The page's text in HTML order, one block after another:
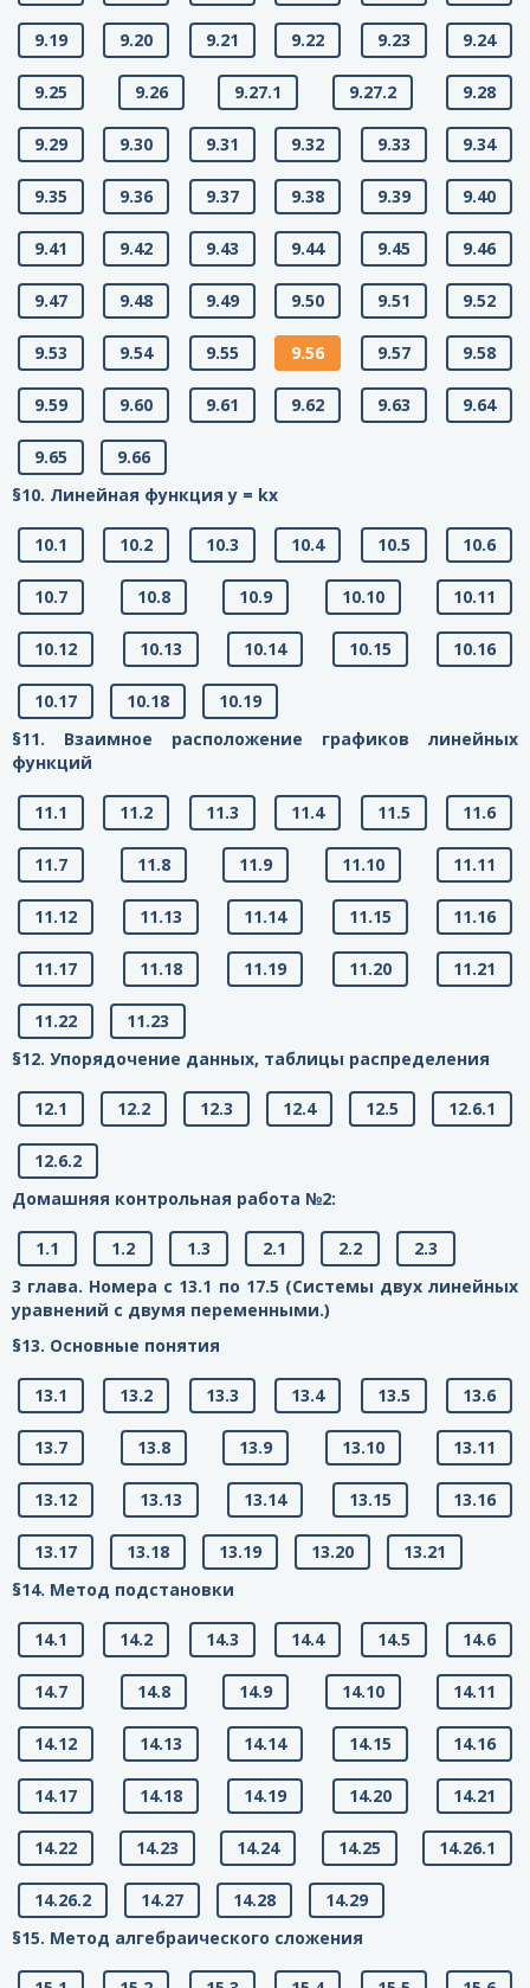
9.19 9.20 9.21 9.22 9.23 9.24
9.25 9.26 9.27.1 9.27.2 9.28
9.29 9.30 9.31 9.32 9.33 9.34
9.35 9.36 9.37 9.38 9.39 9.40
9.41 9.42 9.43 9.44 9.45 9.46
9.47 9.48 9.49 9.50 9.51 9.52
9.53 9.54 9.55 9.56 9.57 9.58
9.59 9.60 9.61 9.62 9.63 9.64
9.65
9.66
§10. Линейная функция у = kx
10.1 10.2 10.3 10.4 10.5 10.6
10.7 10.8 10.9 10.10 10.11
10.12 10.13 10.14 10.15 10.16
10.17 10.18
10.19
§11. Взаимное расположение графиков линейных
функций
11.1 11.2 11.3 11.4 11.5 11.6
11.7 11.8 11.9 11.10 11.11
11.12 11.13 11.14 11.15 11.16
11.17 11.18 11.19 11.20 11.21
11.22
11.23
§12. Упорядочение данных, таблицы распределения
12.1 12.2 12.3 12.4 12.5 12.6.1
12.6.2
Домашняя контрольная работа №2:
1.1 1.2 1.3 2.1 2.2
2.3
3 глава. Номера с 13.1 по 17.5 (Системы двух линейных
уравнений с двумя переменными.)
§13. Основные понятия
13.1 13.2 13.3 13.4 13.5 13.6
13.7 13.8 13.9 13.10 13.11
13.12 13.13 13.14 13.15 13.16
13.17 13.18 13.19 13.20
13.21
§14. Метод подстановки
14.1 14.2 14.3 14.4 14.5 14.6
14.7 14.8 14.9 14.10 14.11
14.12 14.13 14.14 14.15 14.16
14.17 14.18 14.19 14.20 14.21
14.22 14.23 14.24 14.25 14.26.1
14.26.2 14.27 14.28
14.29
§15. Метод алгебраического сложения